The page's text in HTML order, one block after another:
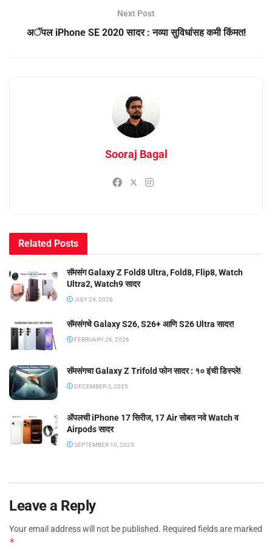
Next Post
अॅपल iPhone SE 2020 सादर : नव्या सुविधांसह कमी किंमत!
Sooraj Bagal
Related Posts
सॅमसंग Galaxy Z Fold8 Ultra, Fold8, Flip8, Watch
Ultra2, Watch9 सादर
JULY 24, 2026
सॅमसंगचे Galaxy S26, S26+ आणि S26 Ultra सादर!
FEBRUARY 26, 2026
सॅमसंगचा Galaxy Z Trifold फोन सादर : १० इंची डिस्प्ले!
DECEMBER 2, 2025
ॲपलची iPhone 17 सिरीज, 17 Air सोबत नवे Watch व
Airpods सादर
SEPTEMBER 10, 2025
Leave a Reply
Your email address will not be published. Required fields are marked
*